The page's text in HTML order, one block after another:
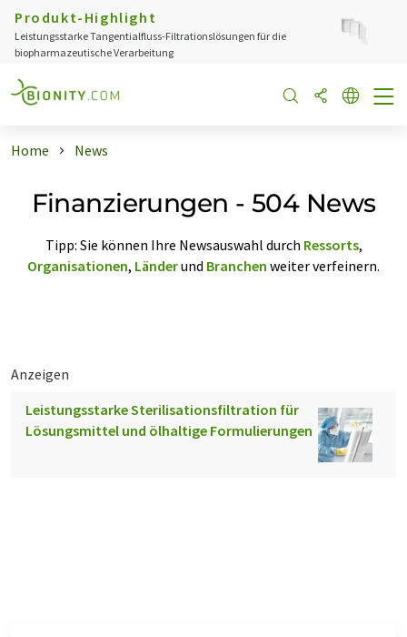
Produkt-Highlight
Leistungsstarke Tangentialfluss-Filtrationslösungen für die
biopharmazeutische Verarbeitung
Home News
Finanzierungen - 504 News
Tipp: Sie können Ihre Newsauswahl durch Ressorts,
Organisationen, Länderund Branchen weiter verfeinern.
Anzeigen
Leistungsstarke Sterilisationsfiltration für
Lösungsmittel und ölhaltige Formulierungen